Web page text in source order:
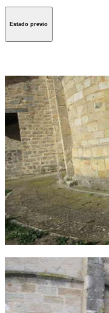
Estado previo